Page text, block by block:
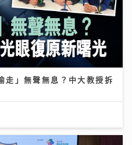
走」無聲無息？中大教授拆